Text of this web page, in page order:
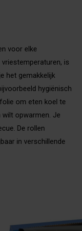
voor elke
is
het gemakkelijk
hygiënisch
om eten koel te
wilt opwarmen. Je
De rollen
in verschillende